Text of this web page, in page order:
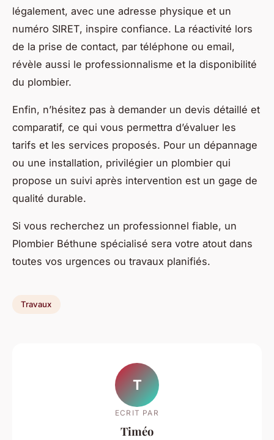
légalement, avec une adresse physique et un
numéro SIRET, inspire confiance. La réactivité lors
de la prise de contact, par téléphone ou email,
révèle aussi le professionnalisme et la disponibilité
du plombier.
Enfin, n’hésitez pas à demander un devis détaillé et
comparatif, ce qui vous permettra d’évaluer les
tarifs et les services proposés. Pour un dépannage
ou une installation, privilégier un plombier qui
propose un suivi après intervention est un gage de
qualité durable.
Si vous recherchez un professionnel fiable, un
Plombier Béthune spécialisé sera votre atout dans
toutes vos urgences ou travaux planifiés.
Travaux
T
ECRIT PAR
Timéo